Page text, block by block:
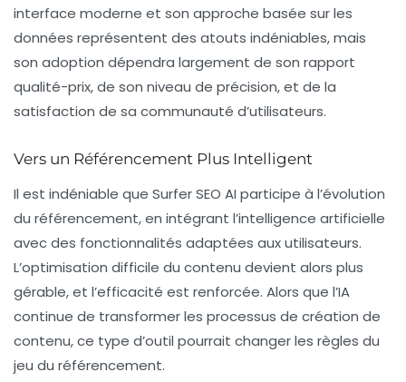
interface moderne et son approche basée sur les
données représentent des atouts indéniables, mais
son adoption dépendra largement de son rapport
qualité-prix, de son niveau de précision, et de la
satisfaction de sa communauté d’utilisateurs.
Vers un Référencement Plus Intelligent
Il est indéniable que Surfer SEO AI participe à l’évolution
du référencement, en intégrant l’intelligence artificielle
avec des fonctionnalités adaptées aux utilisateurs.
L’optimisation difficile du contenu devient alors plus
gérable, et l’efficacité est renforcée. Alors que l’IA
continue de transformer les processus de création de
contenu, ce type d’outil pourrait changer les règles du
jeu du référencement.